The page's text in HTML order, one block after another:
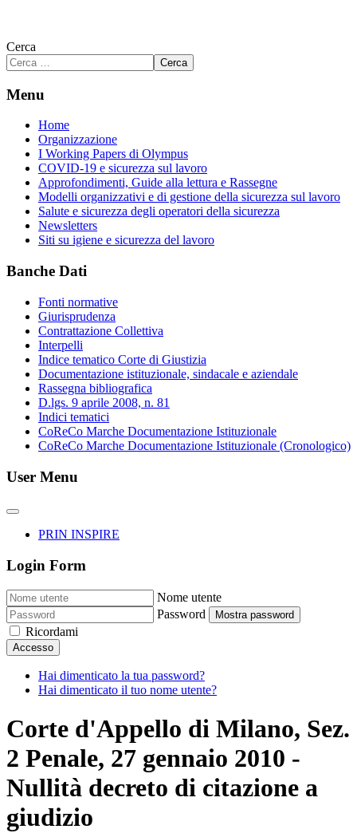
Cerca
Cerca
Menu
Home
Organizzazione
I Working Papers di Olympus
COVID-19 e sicurezza sul lavoro
Approfondimenti, Guide alla lettura e Rassegne
Modelli organizzativi e di gestione della sicurezza sul lavoro
Salute e sicurezza degli operatori della sicurezza
Newsletters
Siti su igiene e sicurezza del lavoro
Banche Dati
Fonti normative
Giurisprudenza
Contrattazione Collettiva
Interpelli
Indice tematico Corte di Giustizia
Documentazione istituzionale, sindacale e aziendale
Rassegna bibliografica
D.lgs. 9 aprile 2008, n. 81
Indici tematici
CoReCo Marche Documentazione Istituzionale
CoReCo Marche Documentazione Istituzionale (Cronologico)
User Menu
PRIN INSPIRE
Login Form
Nome utente
Password
Mostra password
Ricordami
Accesso
Hai dimenticato la tua password?
Hai dimenticato il tuo nome utente?
Corte d'Appello di Milano, Sez.
2 Penale, 27 gennaio 2010 -
Nullità decreto di citazione a
giudizio